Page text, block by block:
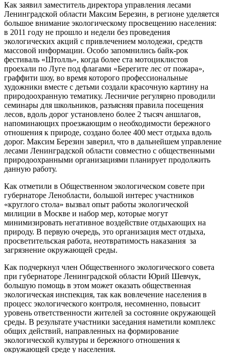
Как заявил заместитель директора управления лесами
Ленинградской области Максим Березин, в регионе уделяется
большое внимание экологическому просвещению населения:
в 2011 году не прошло и недели без проведения
экологических акций с привлечением молодежи, средств
массовой информации. Особо запомнились байк-рок
фестиваль «Штолль», когда более ста мотоциклистов
проехали по Луге под флагами «Берегите лес от пожара»,
граффити шоу, во время которого профессиональные
художники вместе с детьми создали красочную картину на
природоохранную тематику. Лесничие регулярно проводили
семинары для школьников, разъясняя правила посещения
лесов, вдоль дорог установлено более 2 тысяч аншлагов,
напоминающих проезжающим о необходимости бережного
отношения к природе, создано более 400 мест отдыха вдоль
дорог. Максим Березин заверил, что в дальнейшем управление
лесами Ленинградской области совместно с общественными
природоохранными организациями планирует продолжить
данную работу.
Как отметили в Общественном экологическом совете при
губернаторе Ленобласти, большой интерес участников
«круглого стола» вызвал опыт работы экологической
милиции в Москве и набор мер, которые могут
минимизировать негативное воздействие отдыхающих на
природу. В первую очередь, это организация мест отдыха,
просветительская работа, неотвратимость наказания за
загрязнение окружающей среды.
Как подчеркнул член Общественного экологического совета
при губернаторе Ленинградской области Юрий Шевчук,
большую помощь в этом может оказать общественная
экологическая инспекция, так как вовлечение населения в
процесс экологического контроля, несомненно, повысит
уровень ответственности жителей за состояние окружающей
среды. В результате участники заседания наметили комплекс
общих действий, направленных на формирование
экологической культуры и бережного отношения к
окружающей среде у населения.